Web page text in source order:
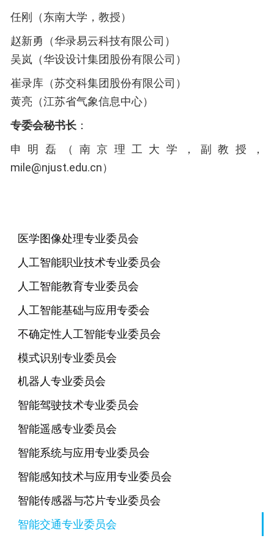
医学图像处理专业委员会
人工智能职业技术专业委员会
人工智能教育专业委员会
人工智能基础与应用专委会
不确定性人工智能专业委员会
模式识别专业委员会
机器人专业委员会
智能驾驶技术专业委员会
智能遥感专业委员会
智能系统与应用专业委员会
智能感知技术与应用专业委员会
智能传感器与芯片专业委员会
智能交通专业委员会
任刚（东南大学，教授）
赵新勇（华录易云科技有限公司）
吴岚（华设设计集团股份有限公司）
崔录库（苏交科集团股份有限公司）
黄亮（江苏省气象信息中心）
专委会秘书长 ：
申明磊（南京理工大学，副教授，
mile@njust.edu.cn）